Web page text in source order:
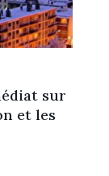
sur
et les